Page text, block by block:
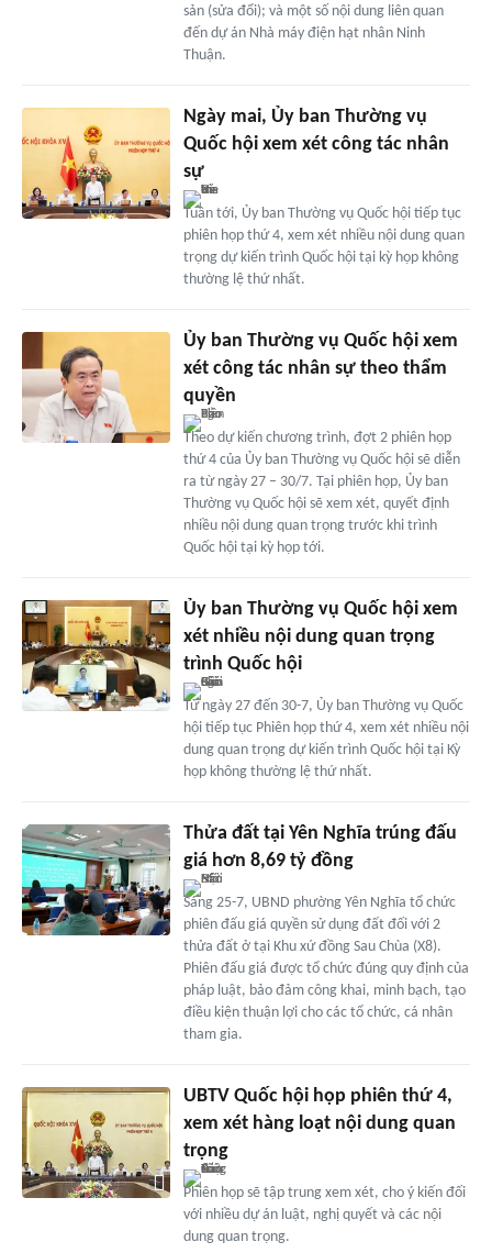
sản (sửa đổi); và một số nội dung liên quan
đến dự án Nhà máy điện hạt nhân Ninh
Thuận.
Ngày mai, Ủy ban Thường vụ
Quốc hội xem xét công tác nhân
sự
Tuần tới, Ủy ban Thường vụ Quốc hội tiếp tục
phiên họp thứ 4, xem xét nhiều nội dung quan
trọng dự kiến trình Quốc hội tại kỳ họp không
thường lệ thứ nhất.
Ủy ban Thường vụ Quốc hội xem
xét công tác nhân sự theo thẩm
quyền
Theo dự kiến chương trình, đợt 2 phiên họp
thứ 4 của Ủy ban Thường vụ Quốc hội sẽ diễn
ra từ ngày 27 – 30/7. Tại phiên họp, Ủy ban
Thường vụ Quốc hội sẽ xem xét, quyết định
nhiều nội dung quan trọng trước khi trình
Quốc hội tại kỳ họp tới.
Ủy ban Thường vụ Quốc hội xem
xét nhiều nội dung quan trọng
trình Quốc hội
Từ ngày 27 đến 30-7, Ủy ban Thường vụ Quốc
hội tiếp tục Phiên họp thứ 4, xem xét nhiều nội
dung quan trọng dự kiến trình Quốc hội tại Kỳ
họp không thường lệ thứ nhất.
Thửa đất tại Yên Nghĩa trúng đấu
giá hơn 8,69 tỷ đồng
Sáng 25-7, UBND phường Yên Nghĩa tổ chức
phiên đấu giá quyền sử dụng đất đối với 2
thửa đất ở tại Khu xứ đồng Sau Chùa (X8).
Phiên đấu giá được tổ chức đúng quy định của
pháp luật, bảo đảm công khai, minh bạch, tạo
điều kiện thuận lợi cho các tổ chức, cá nhân
tham gia.
UBTV Quốc hội họp phiên thứ 4,
xem xét hàng loạt nội dung quan
trọng
Phiên họp sẽ tập trung xem xét, cho ý kiến đối
với nhiều dự án luật, nghị quyết và các nội
dung quan trọng.